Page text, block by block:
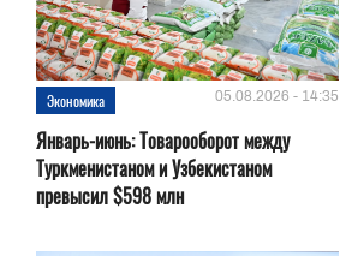
Экономика 05.08.2026 - 14:35
Январь-июнь: Товарооборот между
Туркменистаном и Узбекистаном
превысил $598 млн